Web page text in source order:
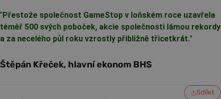
" Přestože společnost GameStop v loňském roce uzavřela
téměř 500 svých poboček, akcie společnosti lámou rekordy
a za necelého půl roku vzrostly přibližně třicetkrát."
Štěpán Křeček, hlavní ekonom BHS
Sdílet